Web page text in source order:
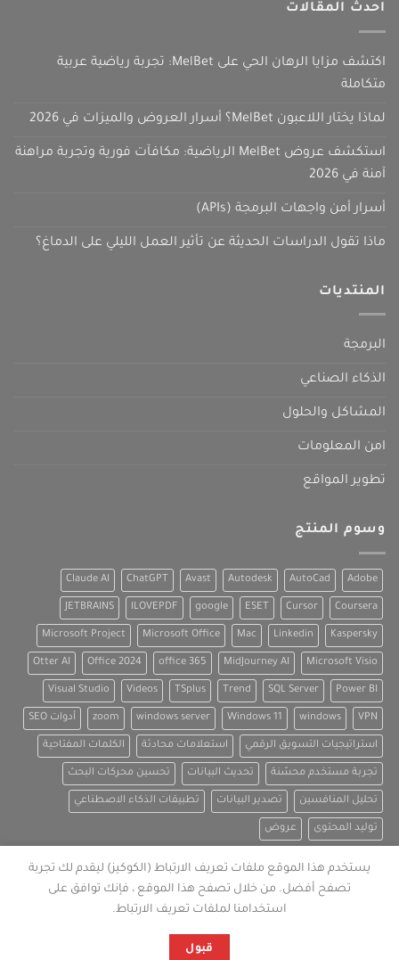
احدث المقالات
اكتشف مزايا الرهان الحي على MelBet: تجربة رياضية عربية
متكاملة
لماذا يختار اللاعبون MelBet؟ أسرار العروض والميزات في 2026
استكشف عروض MelBet الرياضية: مكافآت فورية وتجربة مراهنة
آمنة في 2026
أسرار أمن واجهات البرمجة (APIs)
ماذا تقول الدراسات الحديثة عن تأثير العمل الليلي على الدماغ؟
المنتديات
البرمجة
الذكاء الصناعي
المشاكل والحلول
امن المعلومات
تطوير المواقع
وسوم المنتج
Adobe
AutoCad
Autodesk
Avast
ChatGPT
Claude AI
Coursera
Cursor
ESET
google
ILOVEPDF
JETBRAINS
Kaspersky
Linkedin
Mac
Microsoft Office
Microsoft Project
Microsoft Visio
MidJourney AI
office 365
Office 2024
Otter AI
Power BI
SQL Server
Trend
TSplus
Videos
Visual Studio
VPN
windows
Windows 11
windows server
zoom أدوات SEO
استراتيجيات التسويق الرقمي استعلامات محادثة الكلمات المفتاحية
تجربة مستخدم محسّنة تحديث البيانات تحسين محركات البحث
تحليل المنافسين تصدير البيانات تطبيقات الذكاء الاصطناعي
توليد المحتوى عروض
Copyright 2026 © LEZR.NET
يستخدم هذا الموقع ملفات تعريف الارتباط (الكوكيز) ليقدم لك تجربة
تصفح أفضل. من خلال تصفح هذا الموقع ، فإنك توافق على
استخدامنا لملفات تعريف الارتباط.
قبول